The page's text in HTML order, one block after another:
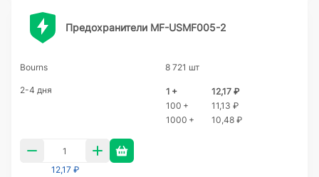
Предохранители MF-USMF005-2
Bourns 8 721 шт
2-4 дня 1 +
12,17 ₽
100 +
11,13 ₽
1000 +
10,48 ₽
12,17 ₽